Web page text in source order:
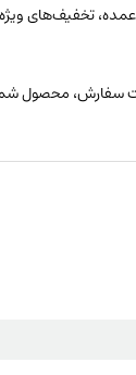
تخفیف‌های
سفارش، محصول